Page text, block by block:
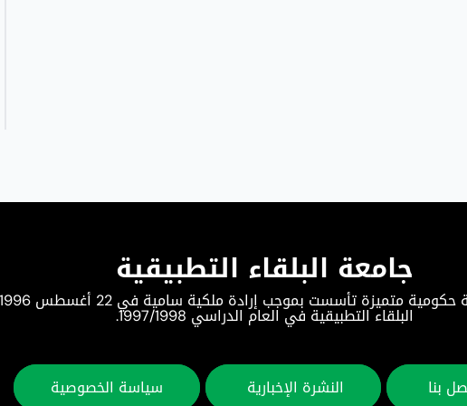
جامعة البلقاء التطبيقية
البلقاء التطبيقية في العام الدراسي 1997/1998.
بنا النشرة الإخبارية سياسة الخصوصية